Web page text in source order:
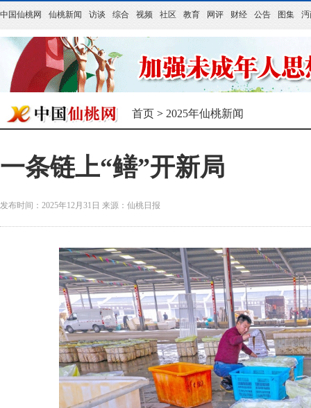
中国仙桃网 仙桃新闻 访谈 综合 视频 社区 教育 网评 财经 公告 图集
首页 > 2025年仙桃新闻
一条链上“鳝”开新局
发布时间：2025年12月31日 来源： 仙桃日报